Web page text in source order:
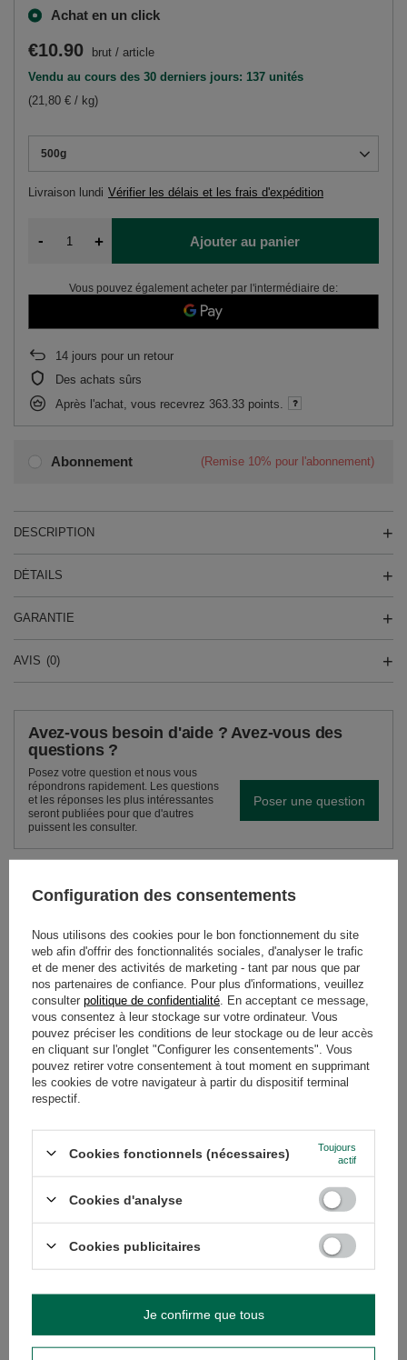
Achat en un click
Abonnement (Remise 10% pour l'abonnement)
500g
Livraison lundi Vérifier les délais et les frais d'expédition
€10.90 brut / article
Vendu au cours des 30 derniers jours: 137 unités
(21,80 € / kg)
- + Ajouter au panier
Vous pouvez également acheter par l'intermédiaire de:
14 jours pour un retour
Des achats sûrs
Après l'achat, vous recevrez 363.33 points.
DESCRIPTION
DÉTAILS
GARANTIE
AVIS (0)
Avez-vous besoin d'aide ? Avez-vous des
questions ?
Posez votre question et nous vous
répondrons rapidement. Les questions
et les réponses les plus intéressantes
seront publiées pour que d'autres
puissent les consulter.
Poser une question
VOIR AUSSI
9,90 € / article
(19,80 € / kg)
Pajarito Compuesta
10,90 € / article
(21,80 € / kg)
Selecta Elaborada
précédant la remise:
Configuration des consentements
Nous utilisons des cookies pour le bon fonctionnement du site
web afin d'offrir des fonctionnalités sociales, d'analyser le trafic
et de mener des activités de marketing - tant par nous que par
nos partenaires de confiance. Pour plus d'informations, veuillez
consulter politique de confidentialité . En acceptant ce message,
vous consentez à leur stockage sur votre ordinateur. Vous
pouvez préciser les conditions de leur stockage ou de leur accès
en cliquant sur l'onglet "Configurer les consentements". Vous
pouvez retirer votre consentement à tout moment en supprimant
les cookies de votre navigateur à partir du dispositif terminal
respectif.
Cookies fonctionnels (nécessaires)
Toujours
actif
Cookies d'analyse
Cookies publicitaires
Je confirme que tous